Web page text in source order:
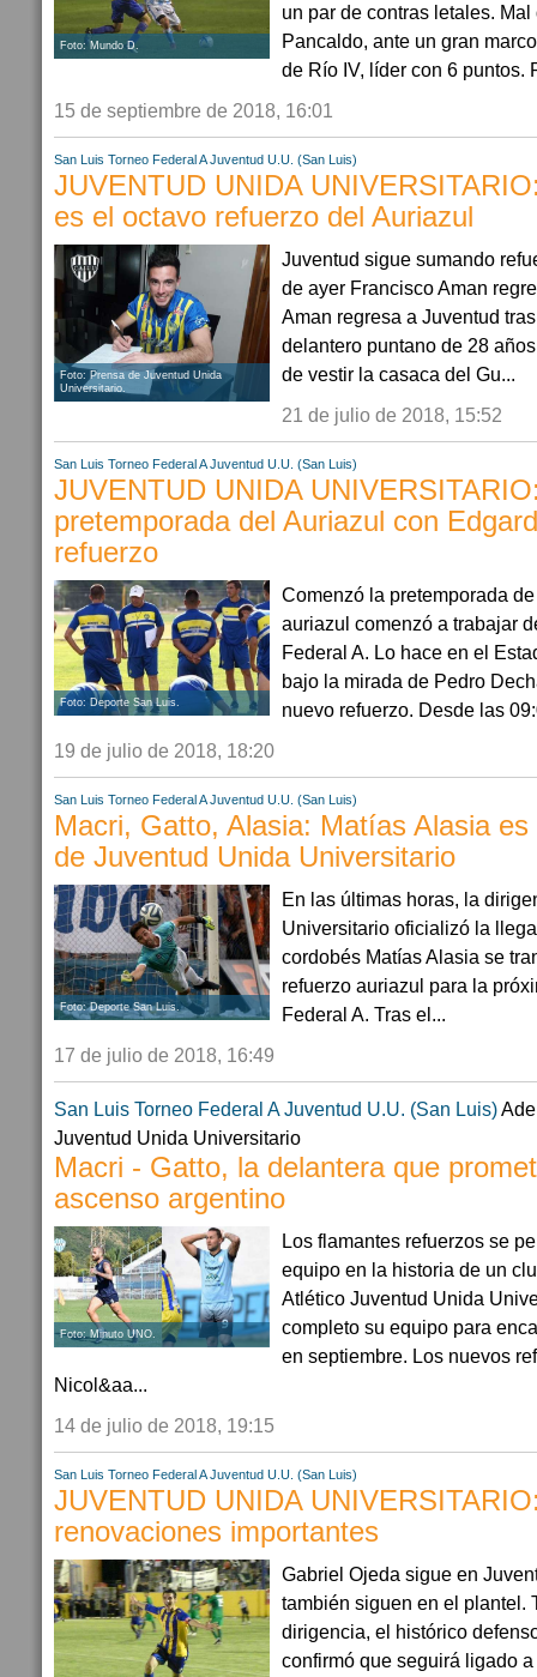
Foto: Mundo D.
un par de contras letales.
Pancaldo, ante un gran
de Río IV, líder con 6 puntos.
15 de septiembre de 2018, 16:01
San Luis Torneo Federal A Juventud U.U. (San Luis)
JUVENTUD UNIDA
es el octavo refuerzo del Auriazul
Foto: Prensa de Juventud Unida
Universitario.
Juventud sigue sumando
de ayer Francisco Aman
Aman regresa a Juventud
delantero puntano de 28
de vestir la casaca del Gu...
21 de julio de 2018, 15:52
San Luis Torneo Federal A Juventud U.U. (San Luis)
JUVENTUD UNIDA
pretemporada del Auriazul con
refuerzo
Foto: Deporte San Luis.
Comenzó la pretemporada
auriazul comenzó a trabajar
Federal A. Lo hace en el
bajo la mirada de Pedro
nuevo refuerzo. Desde las
19 de julio de 2018, 18:20
San Luis Torneo Federal A Juventud U.U. (San Luis)
Macri, Gatto, Alasia: Matías Alasia
de Juventud Unida Universitario
Foto: Deporte San Luis.
En las últimas horas, la
Universitario oficializó la
cordobés Matías Alasia se
refuerzo auriazul para la
Federal A. Tras el...
17 de julio de 2018, 16:49
San Luis Torneo Federal A Juventud U.U. (San Luis)
Juventud Unida Universitario
Macri - Gatto, la delantera que
ascenso argentino
Foto: Minuto UNO.
Los flamantes refuerzos se
equipo en la historia de un
Atlético Juventud Unida
completo su equipo para
en septiembre. Los nuevos
Nicol&aa...
14 de julio de 2018, 19:15
San Luis Torneo Federal A Juventud U.U. (San Luis)
JUVENTUD UNIDA
renovaciones importantes
Gabriel Ojeda sigue en
también siguen en el plantel.
dirigencia, el histórico
confirmó que seguirá ligado